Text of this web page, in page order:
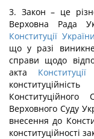
3. Закон – це
Верховна Рада
Конституції України
що у разі
справи щодо
акта
Верховного Суду
внесення до
конституційності